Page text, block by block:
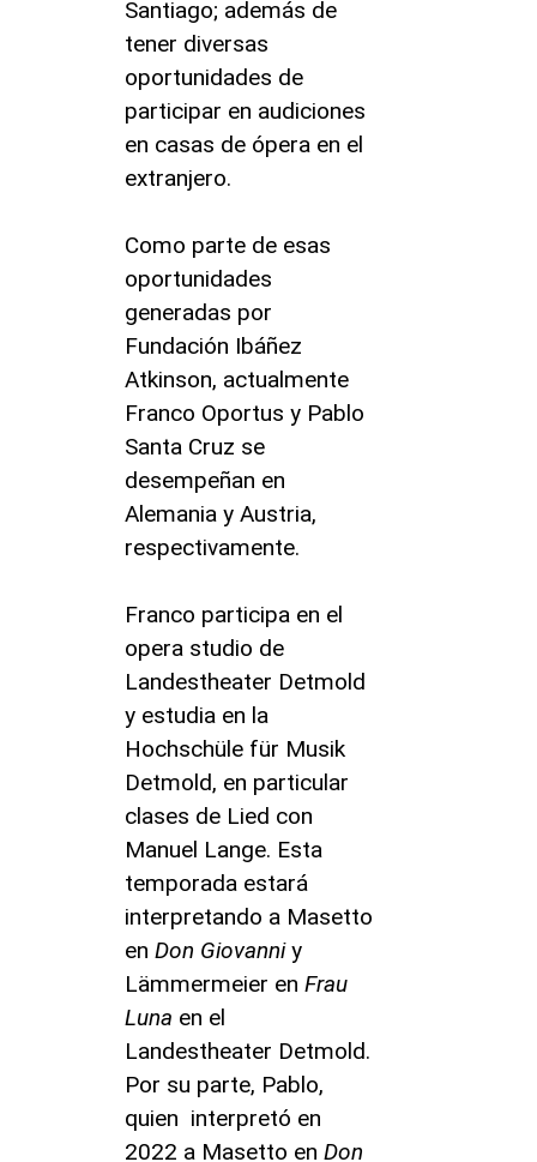
Santiago; además de
tener diversas
oportunidades de
participar en audiciones
en casas de ópera en el
extranjero.
Como parte de esas
oportunidades
generadas por
Fundación Ibáñez
Atkinson, actualmente
Franco Oportus y Pablo
Santa Cruz se
desempeñan en
Alemania y Austria,
respectivamente.
Franco participa en el
opera studio de
Landestheater Detmold
y estudia en la
Hochschüle für Musik
Detmold, en particular
clases de Lied con
Manuel Lange. Esta
temporada estará
interpretando a Masetto
en Don Giovanniy
Lämmermeier en Frau
Luna en el
Landestheater Detmold.
Por su parte, Pablo,
quien interpretó en
2022 a Masetto en Don